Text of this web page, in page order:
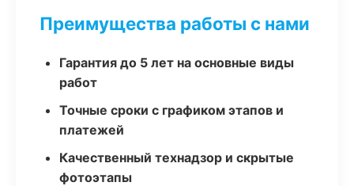
Преимущества работы с нами
Гарантия до 5 лет на основные виды
работ
Точные сроки с графиком этапов и
платежей
Качественный технадзор и скрытые
фотоэтапы